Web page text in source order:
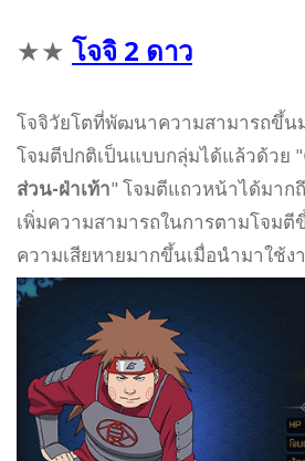
★★ โจจิ 2 ดาว
โจจิวัยโตที่พัฒนาความสามารถขึ้น
โจมตีปกติเป็นแบบกลุ่มได้แล้วด้วย "
ส่วน-ฝ่าเท้า" โจมตีแถวหน้าได้มาก
เพิ่มความสามารถในการตามโจมตี
ความเสียหายมากขึ้นเมื่อนำมาใช้ง